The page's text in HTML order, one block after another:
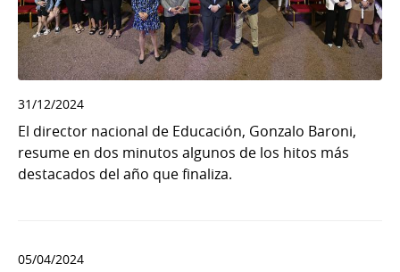
31/12/2024
El director nacional de Educación, Gonzalo Baroni,
resume en dos minutos algunos de los hitos más
destacados del año que finaliza.
05/04/2024